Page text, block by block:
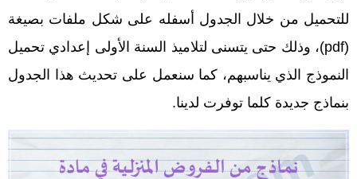
للتحميل من خلال الجدول أسفله على شكل ملفات بصيغة
(pdf)، وذلك حتى يتسنى لتلاميذ السنة الأولى إعدادي تحميل
النموذج الذي يناسبهم، كما سنعمل على تحديث هذا الجدول
بنماذج جديدة كلما توفرت لدينا.